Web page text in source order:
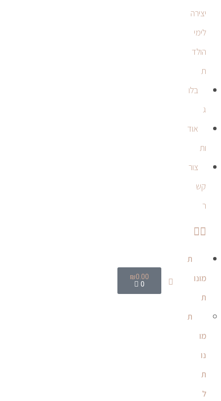
יצירה
לימי
הולד
ת
בלו
ג
אוד
ות
צור
קש
ר
ת
מונו
ת
ת
מו
נו
ת
ל
₪0.00
0